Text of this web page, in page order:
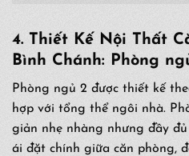
4. Thiết Kế Nội Thất
Bình Chánh: Phòng
Phòng ngủ 2 được thiết kế
hợp với tổng thể ngôi nhà.
giản nhẹ nhàng nhưng đầy
ái đặt chính giữa căn phòng,